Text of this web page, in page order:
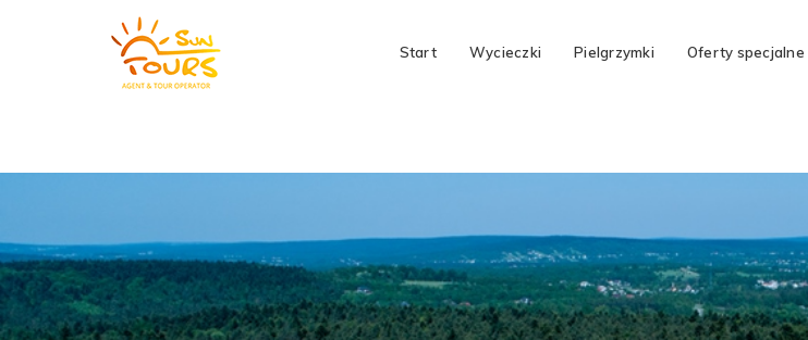
Start Wycieczki Pielgrzymki Oferty specjalne